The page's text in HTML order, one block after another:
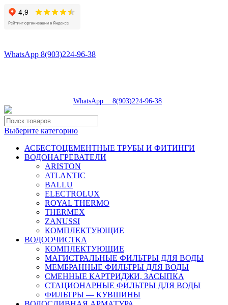
WhatsApp 8(903)224-96-38
WhatsApp 8(903)224-96-38
Выберите категорию
АСБЕСТОЦЕМЕНТНЫЕ ТРУБЫ И ФИТИНГИ
ВОДОНАГРЕВАТЕЛИ
ARISTON
ATLANTIC
BALLU
ELECTROLUX
ROYAL THERMO
THERMEX
ZANUSSI
КОМПЛЕКТУЮЩИЕ
ВОДООЧИСТКА
КОМПЛЕКТУЮЩИЕ
МАГИСТРАЛЬНЫЕ ФИЛЬТРЫ ДЛЯ ВОДЫ
МЕМБРАННЫЕ ФИЛЬТРЫ ДЛЯ ВОДЫ
СМЕННЫЕ КАРТРИДЖИ, ЗАСЫПКА
СТАЦИОНАРНЫЕ ФИЛЬТРЫ ДЛЯ ВОДЫ
ФИЛЬТРЫ — КУВШИНЫ